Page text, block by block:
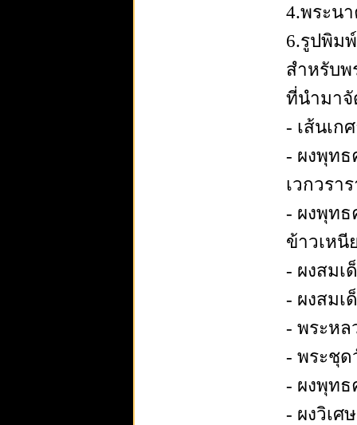
4.พระน
6.รูปพิม
สำหรับพ
ที่นำมาจั
- เส้นเก
- ผงพุท
เวกวรา
- ผงพุท
ข้าวเหนี
- ผงสมเ
- ผงสมเ
- พระห
- พระชุด
- ผงพุทธ
- ผงวิเศ